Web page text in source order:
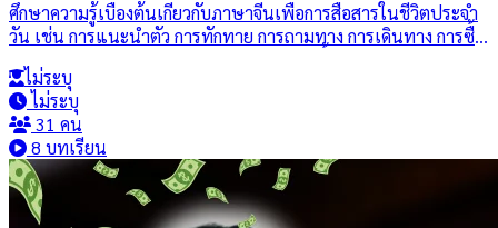
ศึกษาความรู้เบื้องต้นเกี่ยวกับภาษาจีนเพื่อการสื่อสารในชีวิตประจำ
วัน เช่น การแนะนำตัว การทักทาย การถามทาง การเดินทาง การซื้อ
ของ และอาหาร รวมถึงเรียนรู้วัฒนธรรมจีนพื้นฐาน เช่น ประเพณี
ความเชื่อ มารยาท การใช้ภาษาท่าทาง และวิถีชีวิต เพื่อส่งเสริม
ความเข้าใจและการสื่อสารระหว่างวัฒนธรรมอย่างมีประสิทธิภาพ
ไม่ระบุ
ไม่ระบุ
31 คน
8 บทเรียน